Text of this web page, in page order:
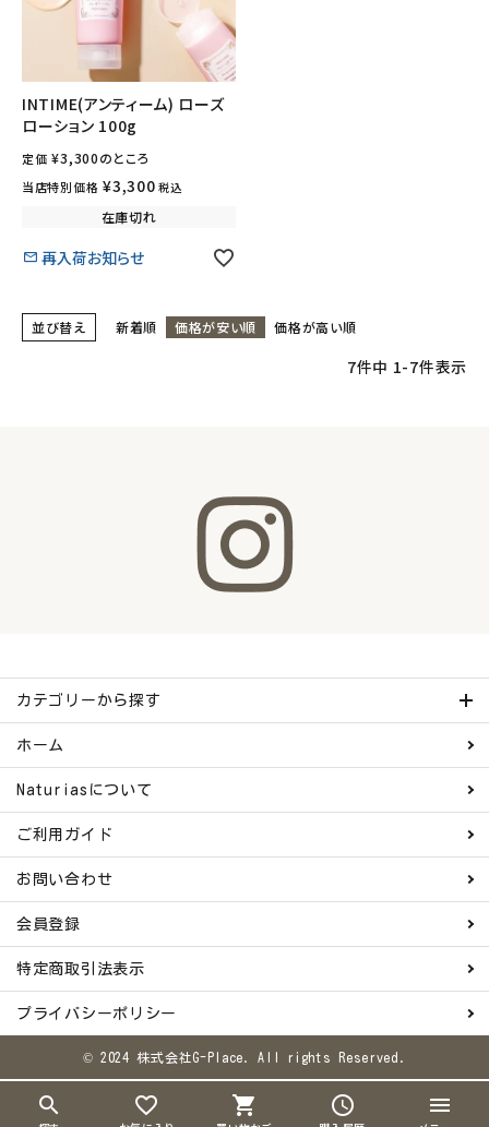
search favorite_border shopping_cart schedule menu
INTIME(アンティーム) ローズ
ローション 100g
定価 ¥3,300のところ
当店特別価格 ¥3,300 税込
在庫切れ
再入荷お知らせ
並び替え 新着順 価格が安い順 価格が高い順
7件中 1-7件表示
カテゴリーから探す
ホーム
Naturiasについて
ご利用ガイド
お問い合わせ
会員登録
特定商取引法表示
プライバシーポリシー
© 2024 株式会社G-Place. All rights Reserved.